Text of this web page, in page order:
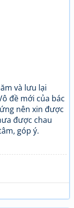
và lưu lại
đề mới của bác
nên xin được
được chau
góp ý.